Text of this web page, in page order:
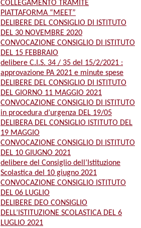
COLLEGAMENTO TRAMITE
PIATTAFORMA “MEET”
DELIBERE DEL CONSIGLIO DI ISTITUTO
DEL 30 NOVEMBRE 2020
CONVOCAZIONE CONSIGLIO DI ISTITUTO
DEL 15 FEBBRAIO
delibere C.I.S. 34 / 35 del 15/2/2021 :
approvazione PA 2021 e minute spese
DELIBERE DEL CONSIGLIO DI ISTITUTO
DEL GIORNO 11 MAGGIO 2021
CONVOCAZIONE CONSIGLIO DI ISTITUTO
in procedura d’urgenza DEL 19/05
DELIBERA DEL CONSIGLIO ISTITUTO DEL
19 MAGGIO
CONVOCAZIONE CONSIGLIO DI ISTITUTO
DEL 10 GIUGNO 2021
delibere del Consiglio dell’Istituzione
Scolastica del 10 giugno 2021
CONVOCAZIONE CONSIGLIO ISTITUTO
DEL 06 LUGLIO
DELIBERE DEO CONSIGLIO
DELL’ISTITUZIONE SCOLASTICA DEL 6
LUGLIO 2021